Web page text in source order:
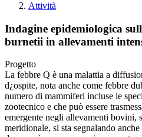
Attività
Indagine epidemiologica
burnetii in allevamenti
Progetto
La febbre Q è una malattia a
d¿ospite, nota anche come febbre
numero di mammiferi incluse le
zootecnico e che può essere
emergente negli allevamenti bovini,
meridionale, si sta segnalando